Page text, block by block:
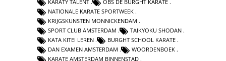
KARATY TALENT
OBS DE BURGHT KARATE
NATIONALE KARATE SPORTWEEK
KRIJGSKUNSTEN MONNICKENDAM
SPORT CLUB AMSTERDAM
TAIKYOKU SHODAN
KATA KITEI LEREN
BURGHT SCHOOL KARATE
DAN EXAMEN AMSTERDAM
WOORDENBOEK
KARATE AMSTERDAM BINNENSTAD